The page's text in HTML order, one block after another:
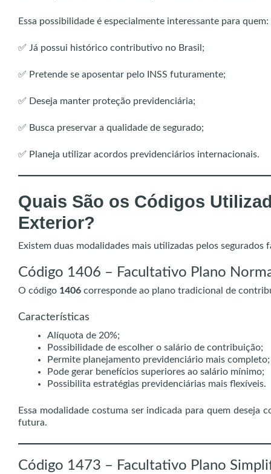
Essa possibilidade é especialmente interessante para quem:
✅ Já possui histórico contributivo no Brasil;
✅ Pretende se aposentar pelo INSS futuramente;
✅ Deseja manter proteção previdenciária;
✅ Busca preservar a qualidade de segurado;
✅ Planeja utilizar acordos previdenciários internacionais.
Quais São os Códigos
Exterior?
Existem duas modalidades mais utilizadas pelos segurados
Código 1406 – Facultativo Plano
O código 1406 corresponde ao plano tradicional de
Características
Alíquota de 20%;
Possibilidade de escolher o salário de contribuição;
Permite planejamento previdenciário mais completo;
Pode gerar benefícios superiores ao salário mínimo;
Possibilita estratégias previdenciárias mais flexíveis.
Essa modalidade costuma ser indicada para quem
futura.
Código 1473 – Facultativo Plano